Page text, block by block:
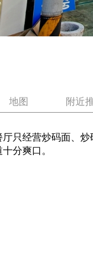
地图 附近
只经营炒码面、
十分爽口。